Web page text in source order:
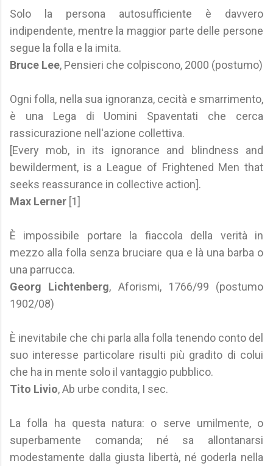
Solo la persona autosufficiente è davvero
indipendente, mentre la maggior parte delle persone
segue la folla e la imita.
Bruce Lee, Pensieri che colpiscono, 2000 (postumo)
Ogni folla, nella sua ignoranza, cecità e smarrimento,
è una Lega di Uomini Spaventati che cerca
rassicurazione nell'azione collettiva.
[Every mob, in its ignorance and blindness and
bewilderment, is a League of Frightened Men that
seeks reassurance in collective action].
Max Lerner [1]
È impossibile portare la fiaccola della verità in
mezzo alla folla senza bruciare qua e là una barba o
una parrucca.
Georg Lichtenberg, Aforismi, 1766/99 (postumo
1902/08)
È inevitabile che chi parla alla folla tenendo conto del
suo interesse particolare risulti più gradito di colui
che ha in mente solo il vantaggio pubblico.
Tito Livio, Ab urbe condita, I sec.
La folla ha questa natura: o serve umilmente, o
superbamente comanda; né sa allontanarsi
modestamente dalla giusta libertà, né goderla nella